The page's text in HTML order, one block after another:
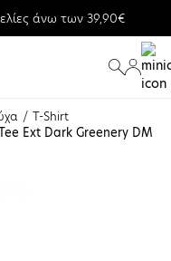
άνω των 39,90€
T-Shirt
Ext Dark Greenery DM